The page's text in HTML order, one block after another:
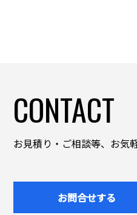
CONTACT
お見積り・ご相談等、お気
お問合せする